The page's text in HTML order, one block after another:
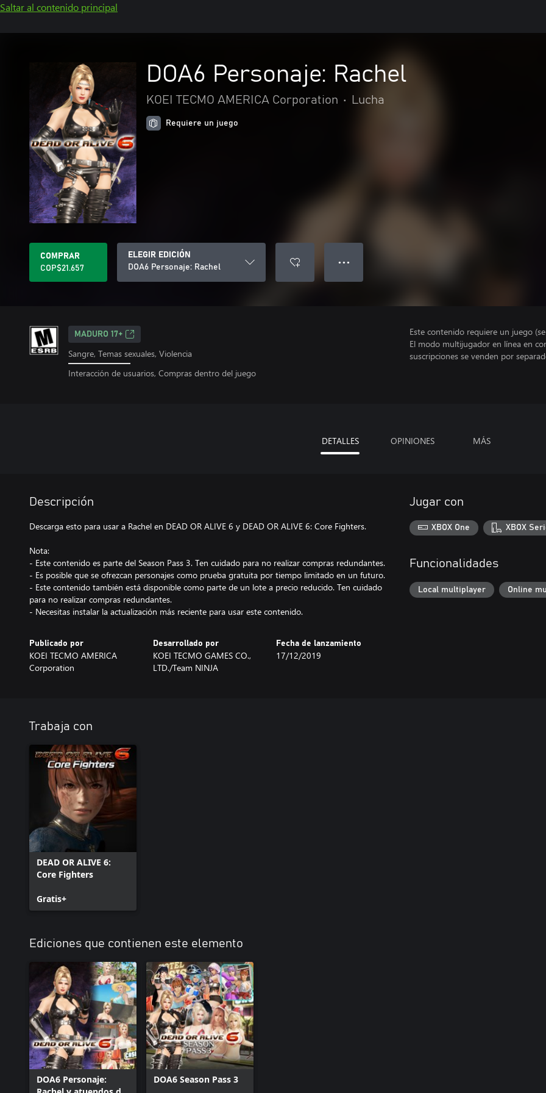
Saltar al contenido principal
DOA6 Personaje: Rachel
KOEI TECMO AMERICA Corporation • Lucha
Requiere un juego
COMPRAR
COP$21.657
ELEGIR EDICIÓN
DOA6 Personaje: Rachel
● ● ●
MADURO 17+
Sangre, Temas sexuales, Violencia
Interacción de usuarios, Compras dentro del juego
Este contenido requiere un juego
El modo multijugador en línea en
suscripciones se venden por
DETALLES OPINIONES MÁS
Descripción
Descarga esto para usar a Rachel en DEAD OR ALIVE 6 y DEAD OR ALIVE 6: Core Fighters.
Nota:
- Este contenido es parte del Season Pass 3. Ten cuidado para no realizar compras redundantes.
- Es posible que se ofrezcan personajes como prueba gratuita por tiempo limitado en un futuro.
- Este contenido también está disponible como parte de un lote a precio reducido. Ten cuidado
para no realizar compras redundantes.
- Necesitas instalar la actualización más reciente para usar este contenido.
Publicado por
KOEI TECMO AMERICA
Corporation
Desarrollado por
KOEI TECMO GAMES CO.,
LTD./Team NINJA
Fecha de lanzamiento
17/12/2019
Jugar con
XBOX One XBOX
Funcionalidades
Local multiplayer Online
Trabaja con
DEAD OR ALIVE 6:
Core Fighters
Gratis+
Ediciones que contienen este elemento
DOA6 Personaje:
DOA6 Season Pass 3